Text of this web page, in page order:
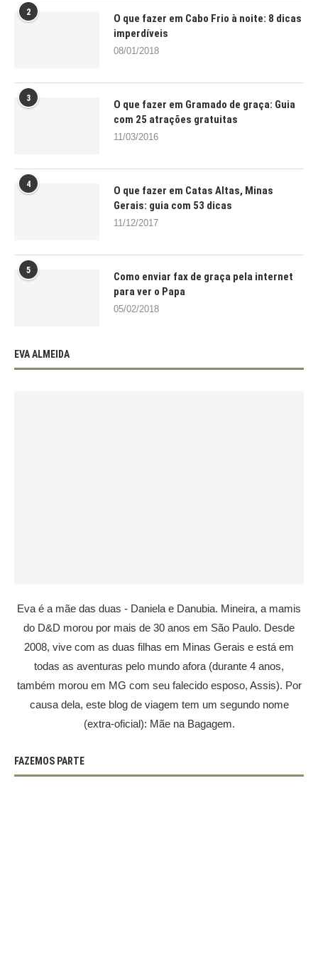
2
O que fazer em Cabo Frio à noite: 8 dicas
imperdíveis
08/01/2018
3
O que fazer em Gramado de graça: Guia
com 25 atrações gratuitas
11/03/2016
4
O que fazer em Catas Altas, Minas
Gerais: guia com 53 dicas
11/12/2017
5
Como enviar fax de graça pela internet
para ver o Papa
05/02/2018
EVA ALMEIDA
Eva é a mãe das duas - Daniela e Danubia. Mineira, a mamis
do D&D morou por mais de 30 anos em São Paulo. Desde
2008, vive com as duas filhas em Minas Gerais e está em
todas as aventuras pelo mundo afora (durante 4 anos,
também morou em MG com seu falecido esposo, Assis). Por
causa dela, este blog de viagem tem um segundo nome
(extra-oficial): Mãe na Bagagem.
FAZEMOS PARTE